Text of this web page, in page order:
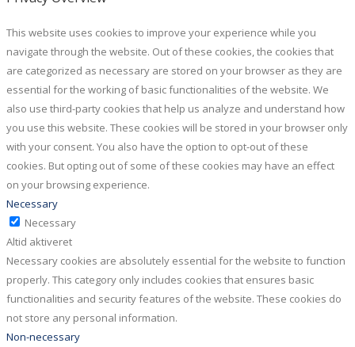
This website uses cookies to improve your experience while you
navigate through the website. Out of these cookies, the cookies that
are categorized as necessary are stored on your browser as they are
essential for the working of basic functionalities of the website. We
also use third-party cookies that help us analyze and understand how
you use this website. These cookies will be stored in your browser only
with your consent. You also have the option to opt-out of these
cookies. But opting out of some of these cookies may have an effect
on your browsing experience.
Necessary
Necessary
Altid aktiveret
Necessary cookies are absolutely essential for the website to function
properly. This category only includes cookies that ensures basic
functionalities and security features of the website. These cookies do
not store any personal information.
Non-necessary